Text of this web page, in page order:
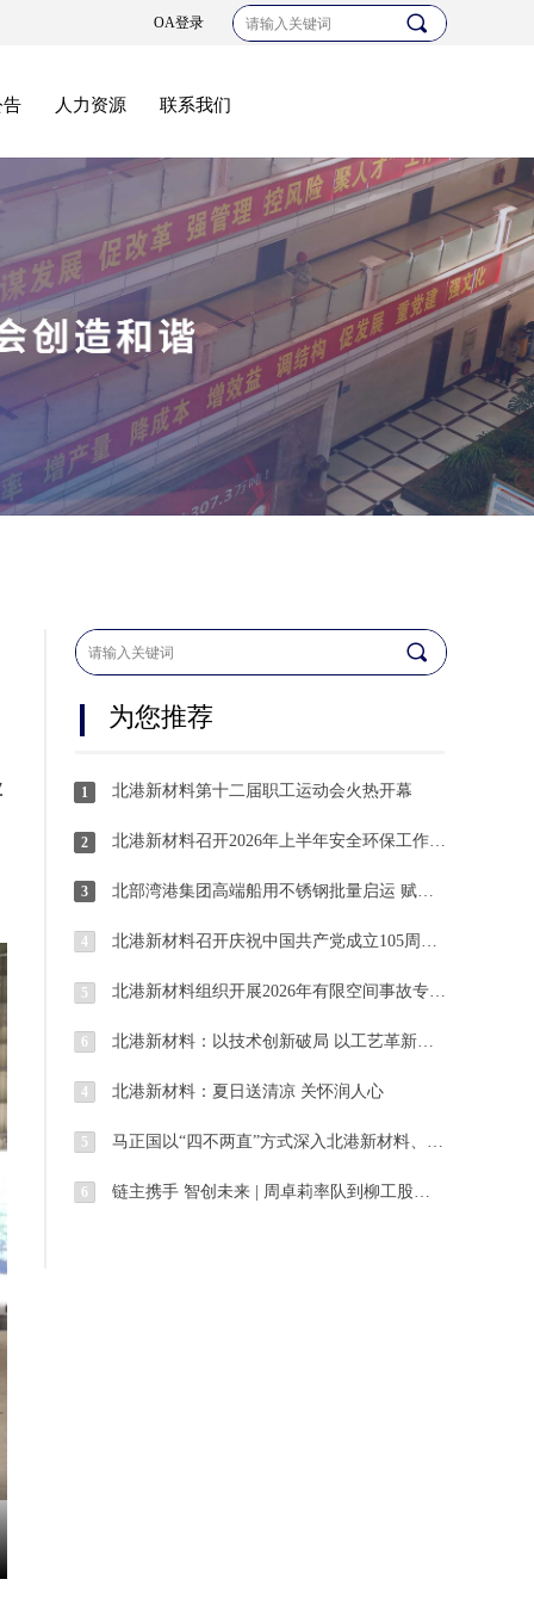
告 人力资源 联系我们
OA登录 끠
끠
1
3
2
4
5
6
为您推荐
4
5
6
北港新材料第十二届职工运动会火热开幕
北港新材料召开2026年上半年安全环保工作总结暨下半年工作部署会
北部湾港集团高端船用不锈钢批量启运 赋能平陆运河船舶建造
北港新材料召开庆祝中国共产党成立105周年主题党日活动暨“两优一先”表彰大会
北港新材料组织开展2026年有限空间事故专项应急演练
北港新材料：以技术创新破局 以工艺革新赋能 奋力迈向绿色低碳转型发展新台阶
北港新材料：夏日送清凉 关怀润人心
马正国以“四不两直”方式深入北港新材料、北海码头开展安全生产督导调研工作
链主携手 智创未来 | 周卓莉率队到柳工股份拜访交流